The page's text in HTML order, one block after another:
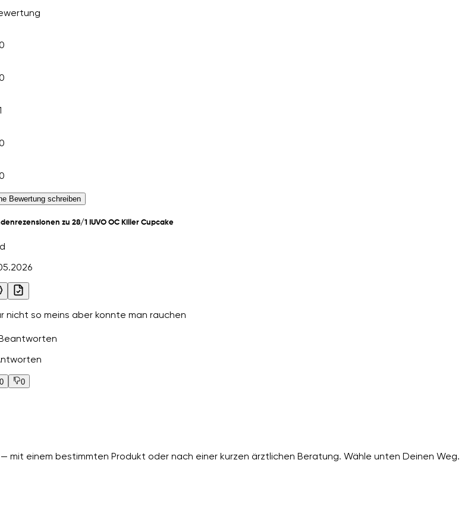
Bewertung schreiben
zu 28/1 IUVO OC Killer Cupcake
nicht so meins aber konnte man rauchen
0 0
— mit einem bestimmten Produkt oder nach einer kurzen ärztlichen Beratung. Wähle unten Deinen Weg.